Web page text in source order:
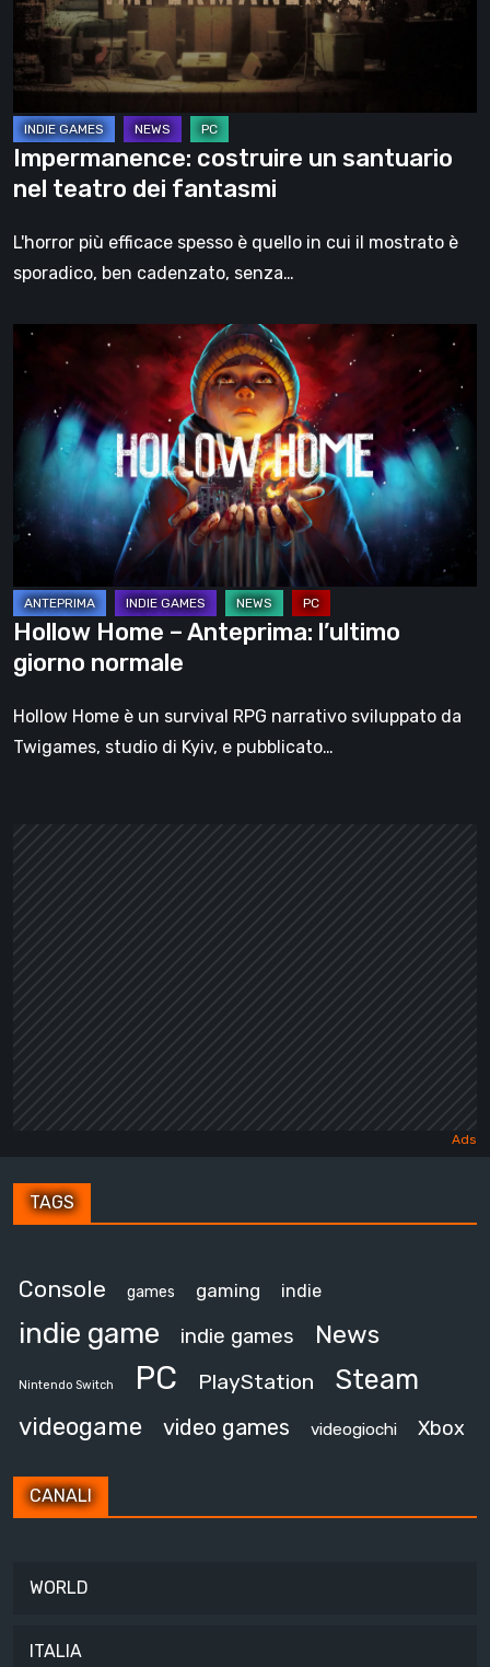
teatro
dei
fantasmi
Impermanence: costruire un santuario
nel teatro dei fantasmi
L'horror più efficace spesso è quello in cui il mostrato è
sporadico, ben cadenzato, senza…
Hollow
Home
Anteprima:
l’ultimo
giorno
normale
Hollow Home – Anteprima: l’ultimo
giorno normale
Hollow Home è un survival RPG narrativo sviluppato da
Twigames, studio di Kyiv, e pubblicato…
TAGS
Console games gaming indie
indie game indie games News
Nintendo Switch PC PlayStation Steam
videogame video games videogiochi Xbox
CANALI
WORLD
ITALIA